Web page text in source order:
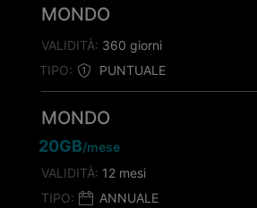
MONDO
TIPO: PUNTUALE
VALIDITÀ: 360 giorni
MONDO
TIPO: ANNUALE
20GB/mese
VALIDITÀ: 12 mesi